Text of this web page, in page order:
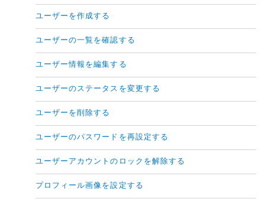
ユーザーを作成する
ユーザーの一覧を確認する
ユーザー情報を編集する
ユーザーのステータスを変更する
ユーザーを削除する
ユーザーのパスワードを再設定する
ユーザーアカウントのロックを解除する
プロフィール画像を設定する